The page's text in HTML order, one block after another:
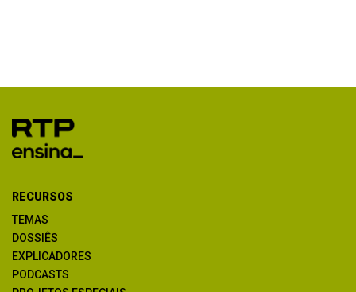
RECURSOS
TEMAS
DOSSIÊS
EXPLICADORES
PODCASTS